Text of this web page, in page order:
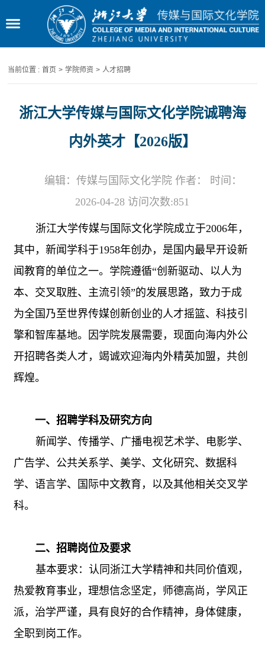
当前位置 : 首页 > 学院师资 > 人才招聘
浙江大学传媒与国际文化学院诚聘海
内外英才【2026版】
编辑：传媒与国际文化学院 作者： 时间：
2026-04-28 访问次数:851
浙江大学传媒与国际文化学院成立于2006年，
其中，新闻学科于1958年创办，是国内最早开设新
闻教育的单位之一。学院遵循“创新驱动、以人为
本、交叉取胜、主流引领”的发展思路，致力于成
为全国乃至世界传媒创新创业的人才摇篮、科技引
擎和智库基地。因学院发展需要，现面向海内外公
开招聘各类人才，竭诚欢迎海内外精英加盟，共创
辉煌。
一、招聘学科及研究方向
新闻学、传播学、广播电视艺术学、电影学、
广告学、公共关系学、美学、文化研究、数据科
学、语言学、国际中文教育，以及其他相关交叉学
科。
二、招聘岗位及要求
基本要求：认同浙江大学精神和共同价值观，
热爱教育事业，理想信念坚定，师德高尚，学风正
派，治学严谨，具有良好的合作精神，身体健康，
全职到岗工作。